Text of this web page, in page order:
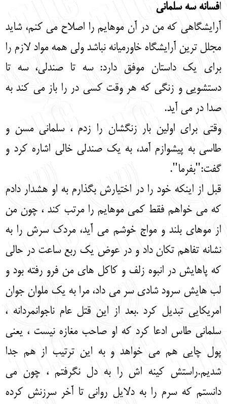
افسانه سه سلمانی
آرایشگاهی که من در آن موهایم را اصلاح می کنم، شاید
مجلل ترین آرایشگاه خاورمیانه نباشد ولی همه مواد لازم را
برای یک داستان موفق دارد: سه تا صندلی، سه تا
دستشویی و زنگی که هر وقت کسی در را باز می کند به
صدا در می آید.
وقتی برای اولین بار زنگشان را زدم ، سلمانی مسن و
طاسی به پیشوازم آمد، به یک صندلی خالی اشاره کرد و
گفت:"بفرما".
قبل از اینکه خود را در اختیارش بگذارم به او هشدار دادم
که می خواهم فقط کمی موهایم را مرتب کند ، چون من
از موهای بلند و مواج خوشم می آید، مردک سرش را به
نشانه تفاهم تکان داد و در عوض یک ربع ساعت در حالی
که پاهایش در انبوه زلف و کاکل های من فرو رفته بود و
لب هایش سرود شادی سر می داد، مرا به یک ملوان جوان
امریکایی تبدیل کرد .بعد از این قتل عام ناجوانمردانه ،
سلمانی طاس ادعا کرد که او صاحب مغازه نیست ، یعنی
پول چایی هم می خواهد و به این ترتیب از هم جدا
شدیم.راستش کینه اش را به دل نگرفتم ، چون می
دانستم که سرم را به دلایل روانی تا آخر سرزنش کرده